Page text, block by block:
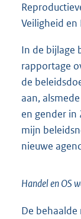
Veiligheid en
In de bijlage
rapportage
de
aan,
en gender in
mijn
nieuwe
Handel en OS
De